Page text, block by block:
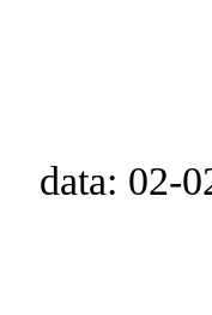
data: 02-